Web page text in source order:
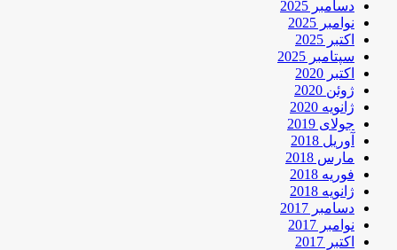
دسامبر 2025
نوامبر 2025
اکتبر 2025
سپتامبر 2025
اکتبر 2020
ژوئن 2020
ژانویه 2020
جولای 2019
آوریل 2018
مارس 2018
فوریه 2018
ژانویه 2018
دسامبر 2017
نوامبر 2017
اکتبر 2017